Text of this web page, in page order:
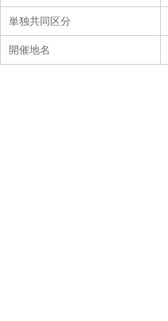
単独共同区分
開催地名